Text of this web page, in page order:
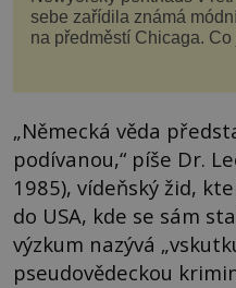
sebe zařídila známá
na předměstí Chicaga.
vypadá její domov právě
„Německá věda
podívanou,“ píše Dr.
1985), vídeňský žid,
do USA, kde se sám
výzkum nazývá
pseudovědeckou